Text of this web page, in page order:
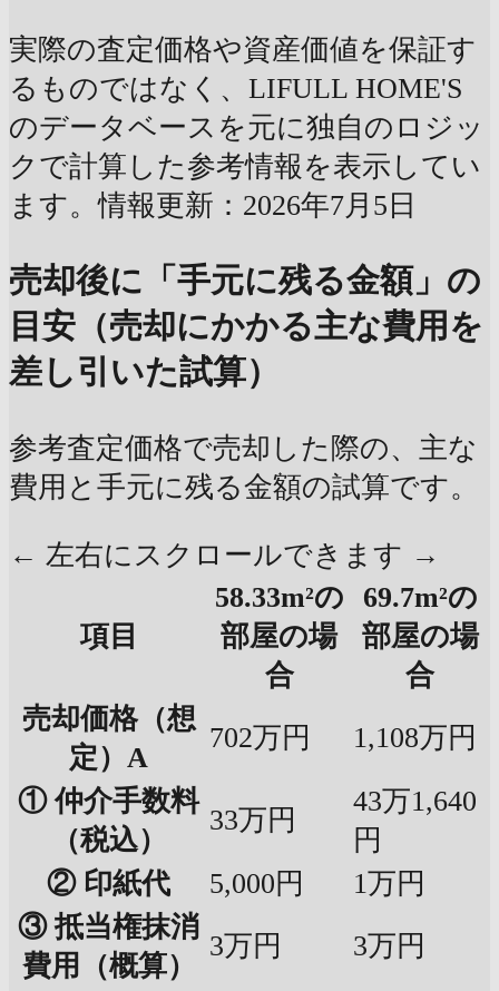
実際の査定価格や資産価値を保証す
るものではなく、LIFULL HOME'S
のデータベースを元に独自のロジッ
クで計算した参考情報を表示してい
ます。情報更新：2026年7月5日
売却後に「手元に残る金額」の
目安（売却にかかる主な費用を
差し引いた試算）
参考査定価格で売却した際の、主な
費用と手元に残る金額の試算です。
← 左右にスクロールできます →
項目
58.33m²の
部屋の場
合
69.7m²の
部屋の場
合
売却価格（想
定）A
702万円
1,108万円
① 仲介手数料
（税込）
33万円
43万1,640
円
② 印紙代
5,000円
1万円
③ 抵当権抹消
費用（概算）
3万円
3万円